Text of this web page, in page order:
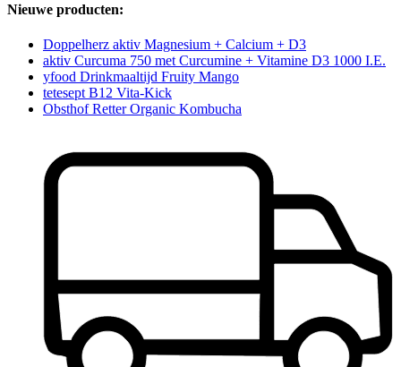
Nieuwe producten:
Doppelherz aktiv Magnesium + Calcium + D3
aktiv Curcuma 750 met Curcumine + Vitamine D3 1000 I.E.
yfood Drinkmaaltijd Fruity Mango
tetesept B12 Vita-Kick
Obsthof Retter Organic Kombucha